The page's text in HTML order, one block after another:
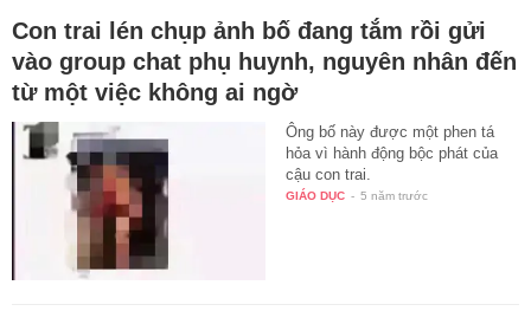
Con trai lén chụp ảnh bố đang tắm rồi gửi
vào group chat phụ huynh, nguyên nhân đến
từ một việc không ai ngờ
Ông bố này được một phen tá
hỏa vì hành động bộc phát của
cậu con trai.
GIÁO DỤC - 5 năm trước